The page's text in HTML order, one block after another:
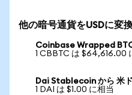
他の暗号通貨をUSDに変
Coinbase Wrapped
1 CBBTC は $64,616.00
Dai Stablecoin から 米
1 DAI は $1.00 に相当